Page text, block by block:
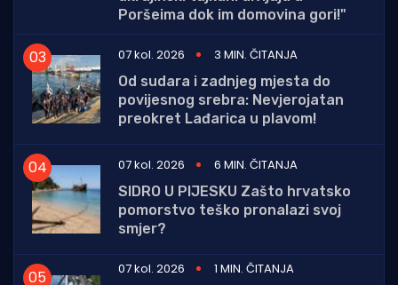
Poršeima dok im domovina gori!"
07 kol. 2026
3 MIN. ČITANJA
Od sudara i zadnjeg mjesta do
povijesnog srebra: Nevjerojatan
preokret Lađarica u plavom!
07 kol. 2026
6 MIN. ČITANJA
SIDRO U PIJESKU Zašto hrvatsko
pomorstvo teško pronalazi svoj
smjer?
07 kol. 2026
1 MIN. ČITANJA